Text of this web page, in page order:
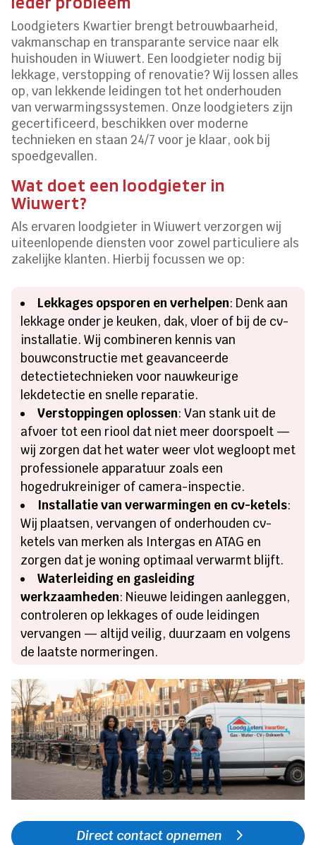
Loodgieters Kwartier brengt betrouwbaarheid,
vakmanschap en transparante service naar elk
huishouden in Wiuwert. Een loodgieter nodig bij
lekkage, verstopping of renovatie? Wij lossen alles
op, van lekkende leidingen tot het onderhouden
van verwarmingssystemen. Onze loodgieters zijn
gecertificeerd, beschikken over moderne
technieken en staan 24/7 voor je klaar, ook bij
spoedgevallen.
Wat doet een loodgieter in
Wiuwert?
Als ervaren loodgieter in Wiuwert verzorgen wij
uiteenlopende diensten voor zowel particuliere als
zakelijke klanten. Hierbij focussen we op:
Lekkages opsporen en verhelpen: Denk aan
lekkage onder je keuken, dak, vloer of bij de cv-
installatie. Wij combineren kennis van
bouwconstructie met geavanceerde
detectietechnieken voor nauwkeurige
lekdetectie en snelle reparatie.
Verstoppingen oplossen: Van stank uit de
afvoer tot een riool dat niet meer doorspoelt —
wij zorgen dat het water weer vlot wegloopt met
professionele apparatuur zoals een
hogedrukreiniger of camera-inspectie.
Installatie van verwarmingen en cv-ketels:
Wij plaatsen, vervangen of onderhouden cv-
ketels van merken als Intergas en ATAG en
zorgen dat je woning optimaal verwarmt blijft.
Waterleiding en gasleiding
werkzaamheden: Nieuwe leidingen aanleggen,
controleren op lekkages of oude leidingen
vervangen — altijd veilig, duurzaam en volgens
de laatste normeringen.
Direct contact opnemen